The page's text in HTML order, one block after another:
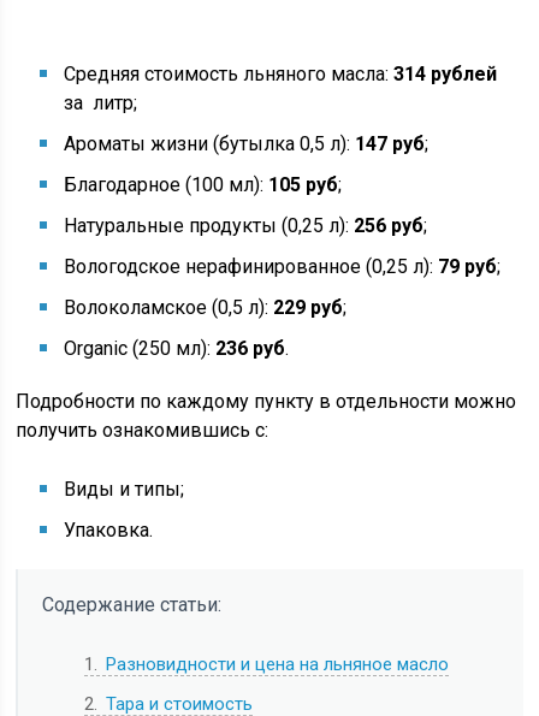
Средняя стоимость льняного масла:314 рублей
за литр;
Ароматы жизни (бутылка 0,5 л): 147 руб;
Благодарное (100 мл): 105 руб;
Натуральные продукты (0,25 л): 256 руб;
Вологодское нерафинированное (0,25 л): 79 руб;
Волоколамское (0,5 л): 229 руб;
Organic (250 мл): 236 руб.
Подробности по каждому пункту в отдельности можно
получить ознакомившись с:
Виды и типы;
Упаковка.
Содержание статьи:
1
Разновидности и цена на льняное масло
2 Тара и стоимость